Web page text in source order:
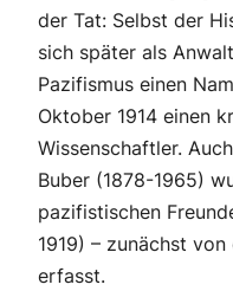
der Tat: Selbst der
sich später als
Pazifismus einen
Oktober 1914 einen
Wissenschaftler.
Buber (1878-1965)
pazifistischen
1919) – zunächst
erfasst.